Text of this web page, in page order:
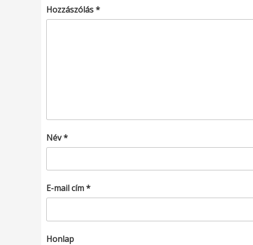
Hozzászólás*
Név*
E-mail cím*
Honlap